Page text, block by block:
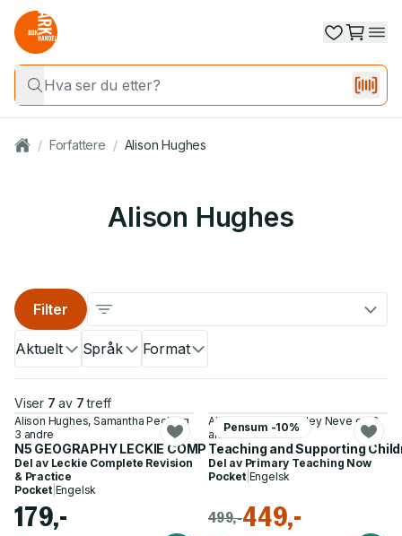
/ Forfattere / Alison Hughes
Alison Hughes
Aktuelt Språk Format
Filter
Viser 7 av 7 treff
Alison Hughes, Samantha Peck og
3 andre
N5 GEOGRAPHY LECKIE COMP R&P
Del av Leckie Complete Revision
& Practice
Pocket| Engelsk
179,-
Pensum -10%
Alison Hughes, Lesley Neve og 3
andre
Teaching and Supporting
Del av Primary Teaching Now
Pocket| Engelsk
499,-449,-